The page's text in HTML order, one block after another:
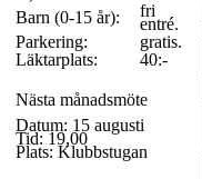
Barn (0-15 år):
fri
entré.
Parkering:
gratis.
Läktarplats:
40:-
Nästa månadsmöte
Datum: 15 augusti
Tid: 19,00
Plats: Klubbstugan